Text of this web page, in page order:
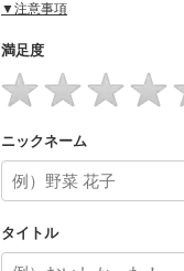
▼注意事項
満足度
ニックネーム
タイトル